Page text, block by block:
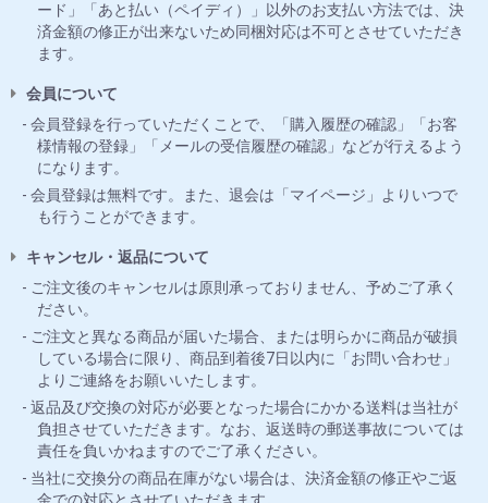
ード」「あと払い（ペイディ）」以外のお支払い方法では、決
済金額の修正が出来ないため同梱対応は不可とさせていただき
ます。
会員について
会員登録を行っていただくことで、「購入履歴の確認」「お客
様情報の登録」「メールの受信履歴の確認」などが行えるよう
になります。
会員登録は無料です。また、退会は「マイページ」よりいつで
も行うことができます。
キャンセル・返品について
ご注文後のキャンセルは原則承っておりません、予めご了承く
ださい。
ご注文と異なる商品が届いた場合、または明らかに商品が破損
している場合に限り、商品到着後7日以内に「お問い合わせ」
よりご連絡をお願いいたします。
返品及び交換の対応が必要となった場合にかかる送料は当社が
負担させていただきます。なお、返送時の郵送事故については
責任を負いかねますのでご了承ください。
当社に交換分の商品在庫がない場合は、決済金額の修正やご返